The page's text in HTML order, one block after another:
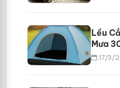
Lều
Mưa
Cho17/3/